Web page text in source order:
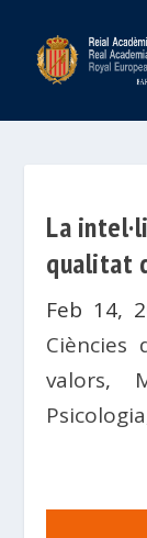
La
qualitat
Feb 14,
Ciències
valors,
Psicologia